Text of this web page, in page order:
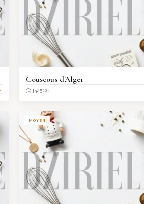
Couscous d'Alger
1h45€€
MOYEN